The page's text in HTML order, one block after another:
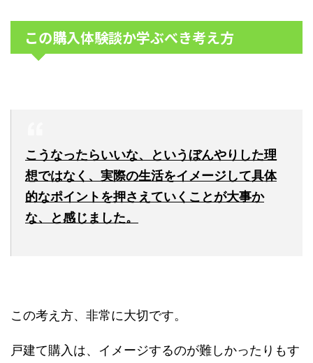
この購入体験談か学ぶべき考え方
こうなったらいいな、というぼんやりした理
想ではなく、実際の生活をイメージして具体
的なポイントを押さえていくことが大事か
な、と感じました。
この考え方、非常に大切です。
戸建て購入は、イメージするのが難しかったりもす